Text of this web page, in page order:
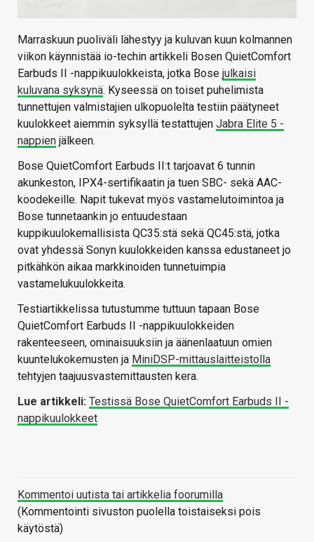
Marraskuun puoliväli lähestyy ja kuluvan kuun kolmannen
viikon käynnistää io-techin artikkeli Bosen QuietComfort
Earbuds II -nappikuulokkeista, jotka Bose julkaisi
kuluvana syksynä. Kyseessä on toiset puhelimista
tunnettujen valmistajien ulkopuolelta testiin päätyneet
kuulokkeet aiemmin syksyllä testattujen Jabra Elite 5 -
nappien jälkeen.
Bose QuietComfort Earbuds II:t tarjoavat 6 tunnin
akunkeston, IPX4-sertifikaatin ja tuen SBC- sekä AAC-
koodekeille. Napit tukevat myös vastamelutoimintoa ja
Bose tunnetaankin jo entuudestaan
kuppikuulokemallisista QC35:stä sekä QC45:stä, jotka
ovat yhdessä Sonyn kuulokkeiden kanssa edustaneet jo
pitkähkön aikaa markkinoiden tunnetuimpia
vastamelukuulokkeita.
Testiartikkelissa tutustumme tuttuun tapaan Bose
QuietComfort Earbuds II -nappikuulokkeiden
rakenteeseen, ominaisuuksiin ja äänenlaatuun omien
kuuntelukokemusten ja MiniDSP-mittauslaitteistolla
tehtyjen taajuusvastemittausten kera.
Lue artikkeli: Testissä Bose QuietComfort Earbuds II -
nappikuulokkeet
Kommentoi uutista tai artikkelia foorumilla
(Kommentointi sivuston puolella toistaiseksi pois
käytöstä)